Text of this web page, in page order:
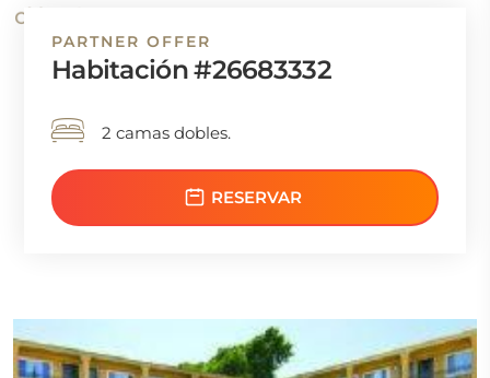
PARTNER OFFER
Habitación #26683332
2 camas dobles.
RESERVAR